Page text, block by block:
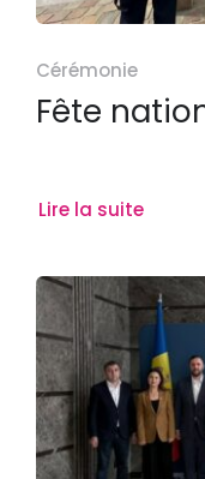
Cérémonie
Fête
Lire la suite